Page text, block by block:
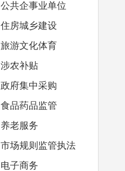
公共企事业单位
住房城乡建设
旅游文化体育
涉农补贴
政府集中采购
食品药品监管
养老服务
市场规则监管执法
电子商务